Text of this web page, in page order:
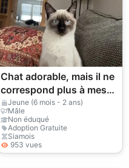
Chat adorable, mais il ne
correspond plus à mes
habitudes.
Jeune (6 mois - 2 ans)
Mâle
Non éduqué
Adoption Gratuite
Siamois
953 vues